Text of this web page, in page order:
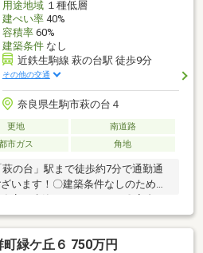
用途地域１種低層
建ぺい率40%
容積率60%
建築条件なし
近鉄生駒線 萩の台駅 徒歩9分
その他の交通
奈良県生駒市萩の台４
更地
南道路
市ガス 角地
の台」駅まで徒歩約7分で通勤通
います！〇建築条件なしのため、
店で建築いただけます！〇高台に
♪ご興味のある方はお気軽に木村
さい！
緑ケ丘６ 750万円